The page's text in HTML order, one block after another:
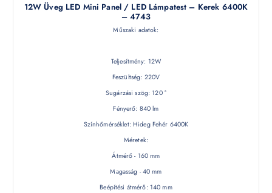
12W Üveg LED Mini Panel / LED Lámpatest – Kerek 6400K
– 4743
Műszaki adatok:
Teljesítmény: 12W
Feszültség: 220V
Sugárzási szög: 120 °
Fényerő: 840 lm
Színhőmérséklet: Hideg Fehér 6400K
Méretek:
Átmérő - 160 mm
Magasság - 40 mm
Beépítési átmérő: 140 mm